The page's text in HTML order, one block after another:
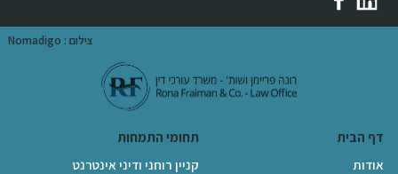
צילום : Nomadigo
דף הבית
אודות
תחומי התמחות
קניין רוחני ודיני אינטרנט